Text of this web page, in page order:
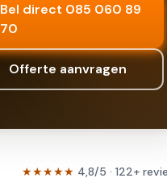
Bel direct 085 060 89
70
Offerte aanvragen
★★★★★ 4,8/5 · 122+